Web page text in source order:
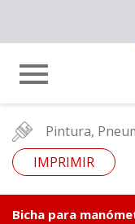
Pintura,
IMPRIMIR
Bicha para